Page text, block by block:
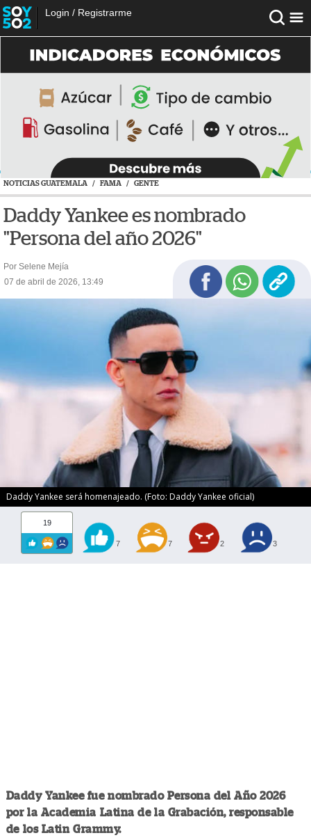
Login / Registrarme
NOTICIAS GUATEMALA / FAMA / GENTE
Daddy Yankee es nombrado
"Persona del año 2026"
Por Selene Mejía
07 de abril de 2026, 13:49
Daddy Yankee será homenajeado. (Foto: Daddy Yankee oficial)
19
7 7 2 3
Daddy Yankee fue nombrado Persona del Año 2026
por la Academia Latina de la Grabación, responsable
de los Latin Grammy.